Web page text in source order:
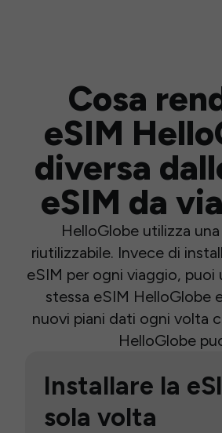
Cosa
eSIM
diversa
eSIM da
HelloGlobe utilizza
riutilizzabile. Invece di
eSIM per ogni viaggio, puoi
stessa eSIM HelloGlobe
nuovi piani dati ogni volta
HelloGlobe
Installare la
sola volta